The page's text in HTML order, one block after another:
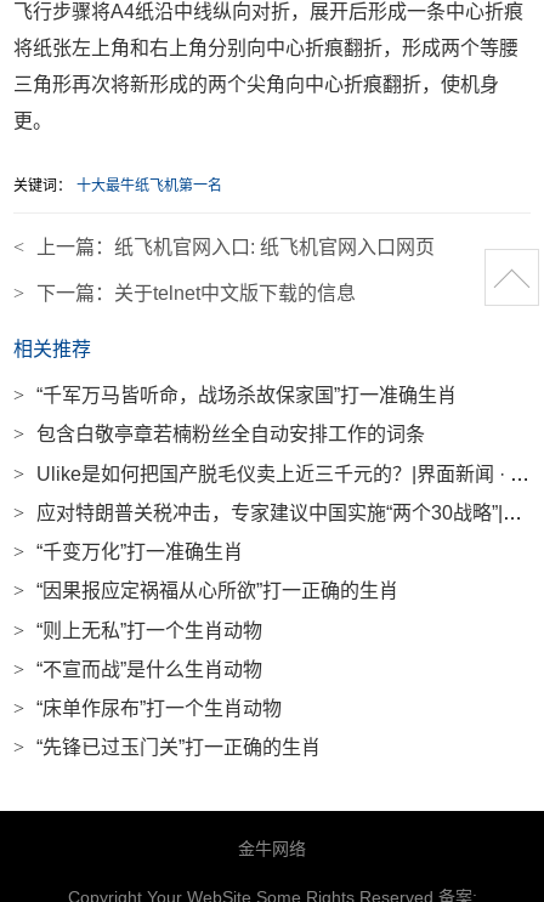
飞行步骤将A4纸沿中线纵向对折，展开后形成一条中心折痕
将纸张左上角和右上角分别向中心折痕翻折，形成两个等腰
三角形再次将新形成的两个尖角向中心折痕翻折，使机身
更。
关键词： 十大最牛纸飞机第一名
< 上一篇：纸飞机官网入口: 纸飞机官网入口网页
> 下一篇： 关于telnet中文版下载的信息
相关推荐
>
“千军万马皆听命，战场杀故保家国”打一准确生肖
>
包含白敬亭章若楠粉丝全自动安排工作的词条
>
Ulike是如何把国产脱毛仪卖上近三千元的？|界面新闻 · 时尚
>
应对特朗普关税冲击，专家建议中国实施“两个30战略”|界面新闻
>
“千变万化”打一准确生肖
>
“因果报应定祸福从心所欲”打一正确的生肖
>
“则上无私”打一个生肖动物
>
“不宣而战”是什么生肖动物
>
“床单作尿布”打一个生肖动物
>
“先锋已过玉门关”打一正确的生肖
金牛网络
Copyright Your WebSite.Some Rights Reserved.备案: